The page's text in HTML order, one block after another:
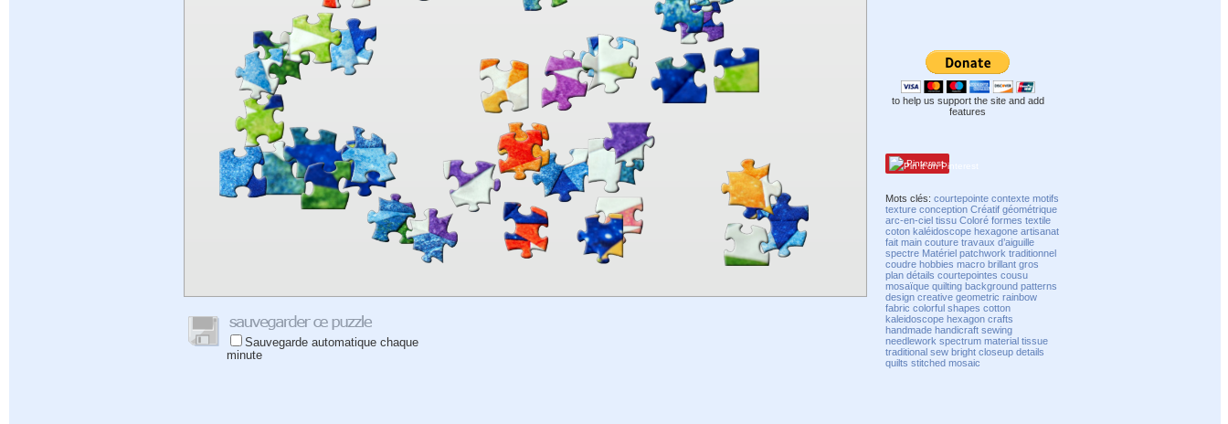
Sauvegarde automatique chaque
minute
to help us support the site and add
features
Pinterest
Mots clés:courtepointe contexte motifs
texture conception Créatif géométrique
arc-en-ciel tissu Coloré formes textile
coton kaléidoscope hexagone artisanat
fait main couture travaux d’aiguille
spectre Matériel patchwork traditionnel
coudre hobbies macro brillant gros
plan détails courtepointes cousu
mosaïque quilting background patterns
design creative geometric rainbow
fabric colorful shapes cotton
kaleidoscope hexagon crafts
handmade handicraft sewing
needlework spectrum material tissue
traditional sew bright closeup details
quilts stitched mosaic